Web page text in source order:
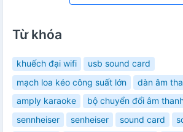
Từ khóa
khuếch đại wifi
usb sound card
mạch loa kéo công suất lớn
dàn âm
amply karaoke
bộ chuyển đổi âm
sennheiser
senheiser sound card